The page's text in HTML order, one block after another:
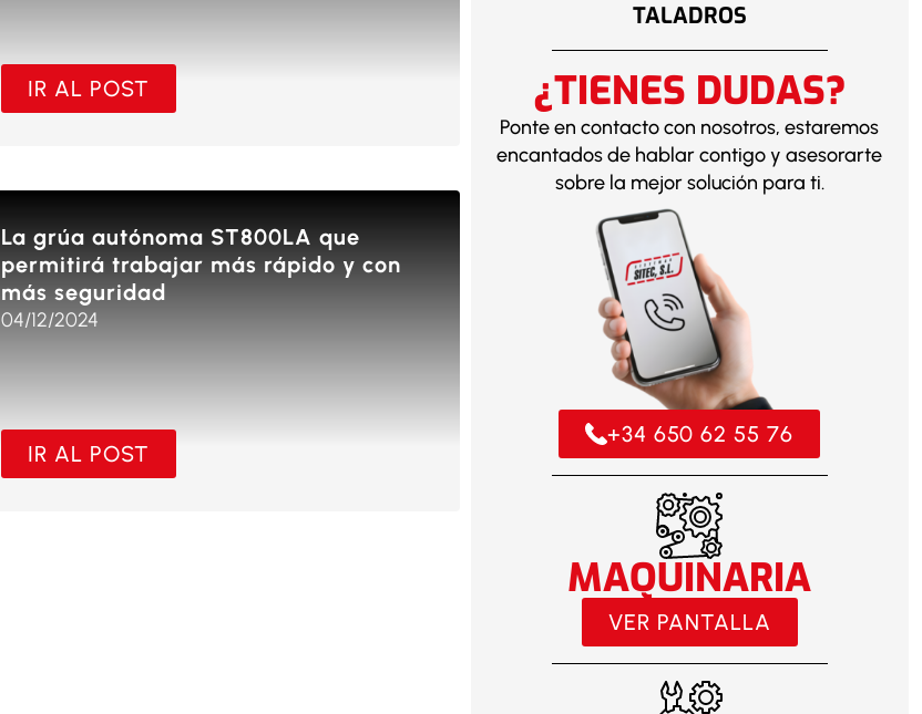
IR AL POST
La grúa autónoma ST800LA que
permitirá trabajar más rápido y con
más seguridad
04/12/2024
IR AL POST
TALADROS
¿TIENES DUDAS?
Ponte en contacto con nosotros, estaremos
encantados de hablar contigo y asesorarte
sobre la mejor solución para ti.
+34 650 62 55 76
MAQUINARIA
VER PANTALLA